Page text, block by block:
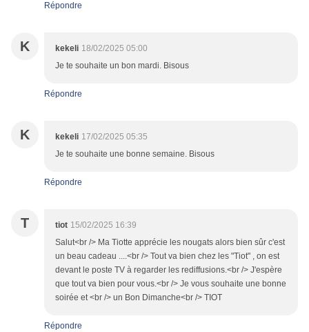
Répondre
K kekeli 18/02/2025 05:00
Je te souhaite un bon mardi. Bisous
Répondre
K kekeli 17/02/2025 05:35
Je te souhaite une bonne semaine. Bisous
Répondre
T tiot 15/02/2025 16:39
Salut<br /> Ma Tiotte apprécie les nougats alors bien sûr c'est
un beau cadeau ....<br /> Tout va bien chez les "Tiot" , on est
devant le poste TV à regarder les rediffusions.<br /> J'espère
que tout va bien pour vous.<br /> Je vous souhaite une bonne
soirée et <br /> un Bon Dimanche<br /> TIOT
Répondre